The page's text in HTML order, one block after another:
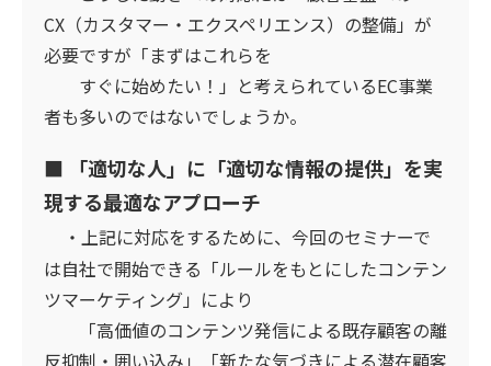
CX（カスタマー・エクスペリエンス）の整備」が
必要ですが「まずはこれらを
すぐに始めたい！」と考えられているEC事業
者も多いのではないでしょうか。
■ 「適切な人」に「適切な情報の提供」を実
現する最適なアプローチ
・上記に対応をするために、今回のセミナーで
は自社で開始できる「ルールをもとにしたコンテン
ツマーケティング」により
「高価値のコンテンツ発信による既存顧客の離